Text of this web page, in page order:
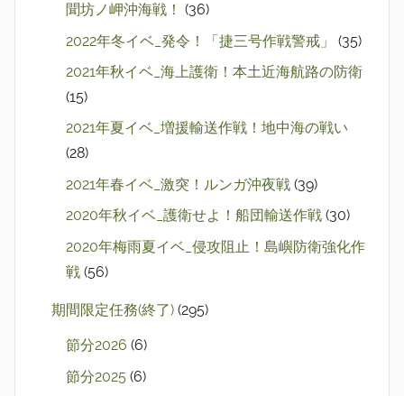
聞坊ノ岬沖海戦！ (36)
2022年冬イベ_発令！「捷三号作戦警戒」
(35)
2021年秋イベ_海上護衛！本土近海航路の防衛
(15)
2021年夏イベ_増援輸送作戦！地中海の戦い
(28)
2021年春イベ_激突！ルンガ沖夜戦 (39)
2020年秋イベ_護衛せよ！船団輸送作戦 (30)
2020年梅雨夏イベ_侵攻阻止！島嶼防衛強化作
戦 (56)
期間限定任務(終了) (295)
節分2026 (6)
節分2025 (6)